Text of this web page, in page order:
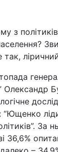
з
Олександр
“Ющенко
За
36,6%